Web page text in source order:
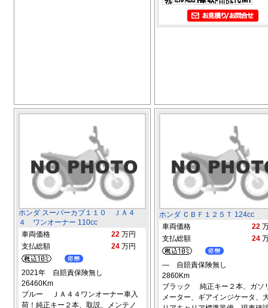
ホンダ スーパーカブ１１０ ＪＡ４
４ ワンオーナー 110cc
車両価格
22 万円
支払総額
24 万円
2021年 自賠責保険無し
26460Km
ブルー ＪＡ４４ワンオーナー車入
荷！純正キー２本、取説、メンテノ
ホンダ ＣＢＦ１２５Ｔ 124cc
車両価格
22
支払総額
24
― 自賠責保険無し
2860Km
ブラック 純正キー２本、ガソ
メーター、ギアインジケータ、